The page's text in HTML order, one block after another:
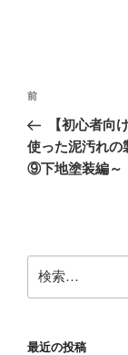
投
ナ
ビ
ョ
前
の
投
稿
前
【初心者向
使った泥汚れ
⑨下地塗装編～
索:
最近の投稿